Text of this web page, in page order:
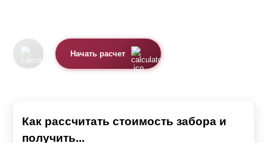
Начать расчет
Как рассчитать стоимость забора и
получить...